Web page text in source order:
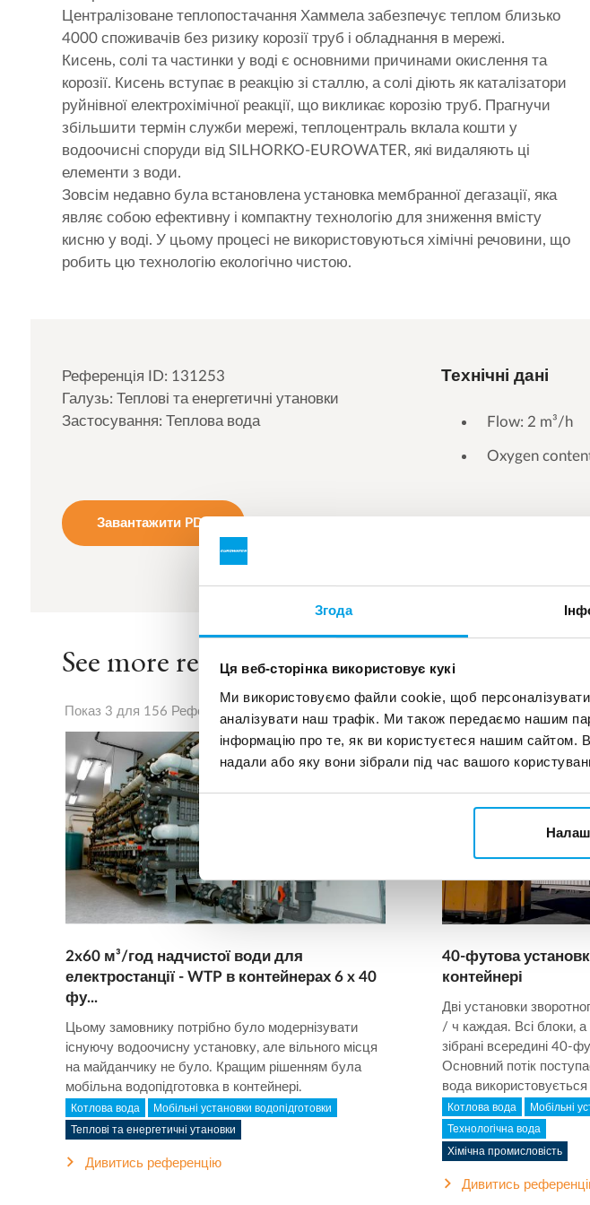
Згода
Ця веб-сторінка використовує кукі
Ми використовуємо файли cookie, щоб персоналізувати
аналізувати наш трафік. Ми також передаємо нашим
інформацію про те, як ви користуєтеся нашим сайтом.
надали або яку вони зібрали під час вашого
Централізоване теплопостачання Хаммела забезпечує теплом близько
4000 споживачів без ризику корозії труб і обладнання в мережі.
Кисень, солі та частинки у воді є основними причинами окислення та
корозії. Кисень вступає в реакцію зі сталлю, а солі діють як каталізатори
руйнівної електрохімічної реакції, що викликає корозію труб. Прагнучи
збільшити термін служби мережі, теплоцентраль вклала кошти у
водоочисні споруди від SILHORKO-EUROWATER, які видаляють ці
елементи з води.
Зовсім недавно була встановлена установка мембранної дегазації, яка
являє собою ефективну і компактну технологію для зниження вмісту
кисню у воді. У цьому процесі не використовуються хімічні речовини, що
робить цю технологію екологічно чистою.
Референція ID: 131253
Галузь: Теплові та енергетичні утановки
Застосування: Теплова вода
Завантажити PDF
Технічні дані
Flow: 2 m³/h
Oxygen
See more references
Показ 3 для 156 Референції
2x60 м³/год надчистої води для
електростанції - WTP в контейнерах 6 x 40
фу...
Цьому замовнику потрібно було модернізувати
існуючу водоочисну установку, але вільного місця
на майданчику не було. Кращим рішенням була
мобільна водопідготовка в контейнері.
Котлова вода Мобільні установки водопідготовки
Теплові та енергетичні утановки
Дивитись референцію
40-футова
контейнері
Дві установки
/ ч каждая. Всі блоки,
зібрані всередині 40-
Основний потік
вода
Котлова вода Мобільні
Технологічна вода
Хімічна промисловість
Дивитись